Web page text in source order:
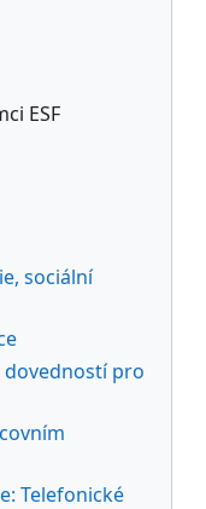
ESF
sociální
pro
Telefonické